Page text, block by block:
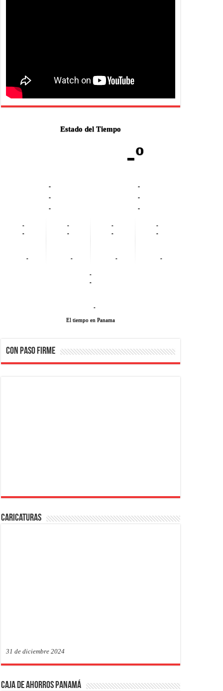
Estado del Tiempo
-º
-
-
-
-
-
-
-
-
-
-
-
-
-
-
-
-
-
-
-
-
-
El tiempo en Panama
CON PASO FIRME
Caricaturas
31 de diciembre 2024
Caja de Ahorros Panamá